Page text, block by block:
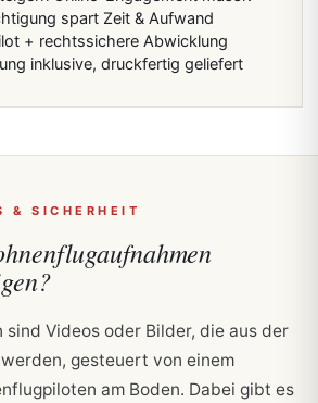
spart Zeit & Aufwand
+ rechtssichere Abwicklung
inklusive, druckfertig geliefert
& SICHERHEIT
sind Videos oder Bilder, die aus der
gesteuert von einem
am Boden. Dabei gibt es